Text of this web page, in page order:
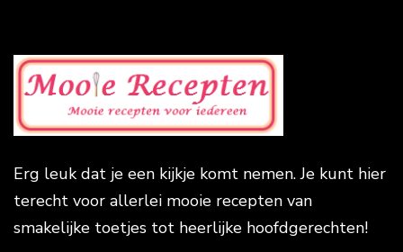
Erg leuk dat je een kijkje komt nemen. Je kunt hier
terecht voor allerlei mooie recepten van
smakelijke toetjes tot heerlijke hoofdgerechten!